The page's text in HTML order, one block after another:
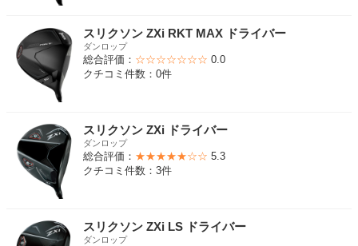
スリクソン ZXi RKT MAX ドライバー
ダンロップ
総合評価： ☆☆☆☆☆☆☆ 0.0
クチコミ件数：0件
スリクソン ZXi ドライバー
ダンロップ
総合評価： ★★★★★☆☆ 5.3
クチコミ件数：3件
スリクソン ZXi LS ドライバー
ダンロップ